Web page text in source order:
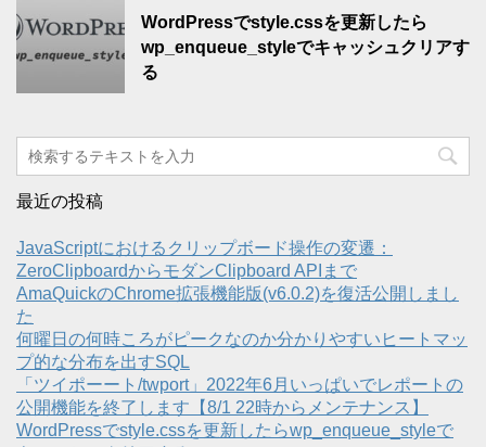
WordPressでstyle.cssを更新したら
wp_enqueue_styleでキャッシュクリアす
る
最近の投稿
JavaScriptにおけるクリップボード操作の変遷：
ZeroClipboardからモダンClipboard APIまで
AmaQuickのChrome拡張機能版(v6.0.2)を復活公開しまし
た
何曜日の何時ころがピークなのか分かりやすいヒートマッ
プ的な分布を出すSQL
「ツイポーート/twport」2022年6月いっぱいでレポートの
公開機能を終了します【8/1 22時からメンテナンス】
WordPressでstyle.cssを更新したらwp_enqueue_styleで